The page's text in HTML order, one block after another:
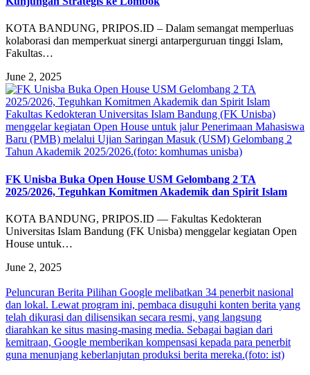
KOTA BANDUNG, PRIPOS.ID – Dalam semangat memperluas
kolaborasi dan memperkuat sinergi antarperguruan tinggi Islam,
Fakultas…
June 2, 2025
Fakultas Kedokteran Universitas Islam Bandung (FK Unisba)
menggelar kegiatan Open House untuk jalur Penerimaan Mahasiswa
Baru (PMB) melalui Ujian Saringan Masuk (USM) Gelombang 2
Tahun Akademik 2025/2026.(foto: komhumas unisba)
FK Unisba Buka Open House USM Gelombang 2 TA
2025/2026, Teguhkan Komitmen Akademik dan Spirit Islam
KOTA BANDUNG, PRIPOS.ID — Fakultas Kedokteran
Universitas Islam Bandung (FK Unisba) menggelar kegiatan Open
House untuk…
June 2, 2025
Peluncuran Berita Pilihan Google melibatkan 34 penerbit nasional
dan lokal. Lewat program ini, pembaca disuguhi konten berita yang
telah dikurasi dan dilisensikan secara resmi, yang langsung
diarahkan ke situs masing-masing media. Sebagai bagian dari
kemitraan, Google memberikan kompensasi kepada para penerbit
guna menunjang keberlanjutan produksi berita mereka.(foto: ist)